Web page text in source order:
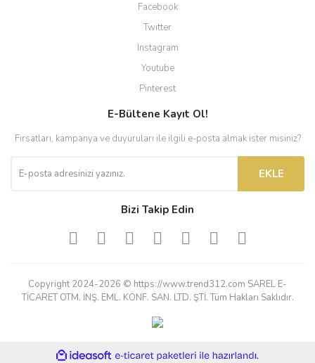
Facebook
Twitter
Instagram
Youtube
Pinterest
E-Bültene Kayıt Ol!
Fırsatları, kampanya ve duyuruları ile ilgili e-posta almak ister misiniz?
EKLE
Bizi Takip Edin
Copyright 2024-2026 © https://www.trend312.com SAREL E-
TİCARET OTM. İNŞ. EML. KONF. SAN. LTD. ŞTİ. Tüm Hakları Saklıdır.
ideasoft e-